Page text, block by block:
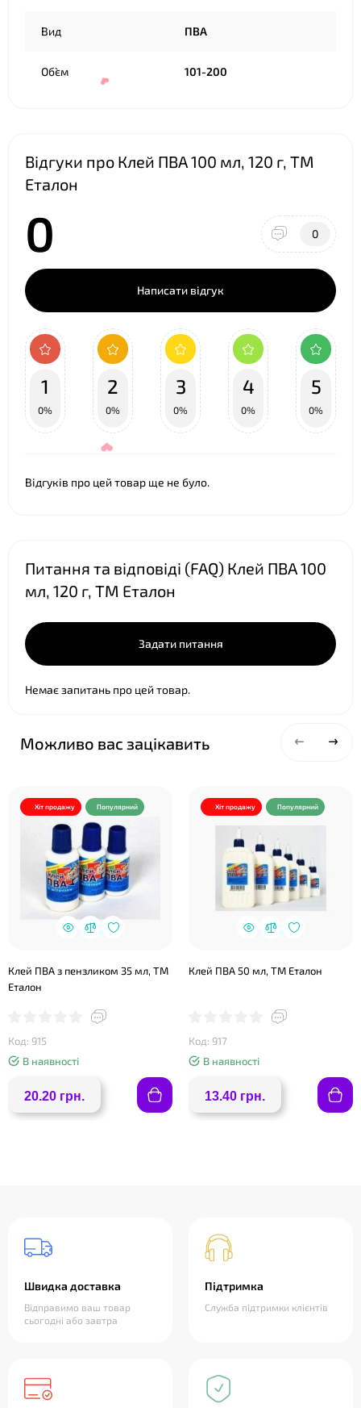
Вид ПВА
Об`єм 101-200
Відгуки про Клей ПВА 100 мл, 120 г, ТМ
Еталон
0 0
Написати відгук
1
0%
2
0%
3
0%
4
0%
5
0%
Відгуків про цей товар ще не було.
Питання та відповіді (FAQ) Клей ПВА 100
мл, 120 г, ТМ Еталон
Задати питання
Немає запитань про цей товар.
Можливо вас зацікавить
Хіт продажу Популярний
Клей ПВА з пензликом 35 мл, ТМ
Еталон
Код: 915
В наявності
20.20 грн.
Хіт продажу Популярний
Клей ПВА 50 мл, ТМ Еталон
Код: 917
В наявності
13.40 грн.
Швидка доставка
Відправимо ваш товар
сьогодні або завтра
Підтримка
Служба підтримки клієнтів